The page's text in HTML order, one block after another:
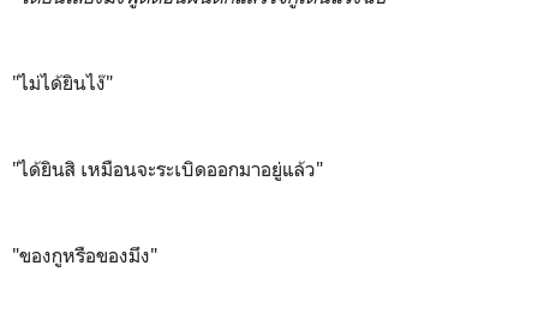
"ไม่ได้ยินไง๊"
"ได้ยินสิ เหมือนจะระเบิดออกมาอยู่แล้ว"
"ของกูหรือของมึง"